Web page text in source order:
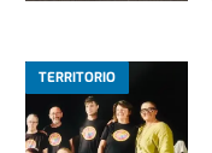
TERRITORIO